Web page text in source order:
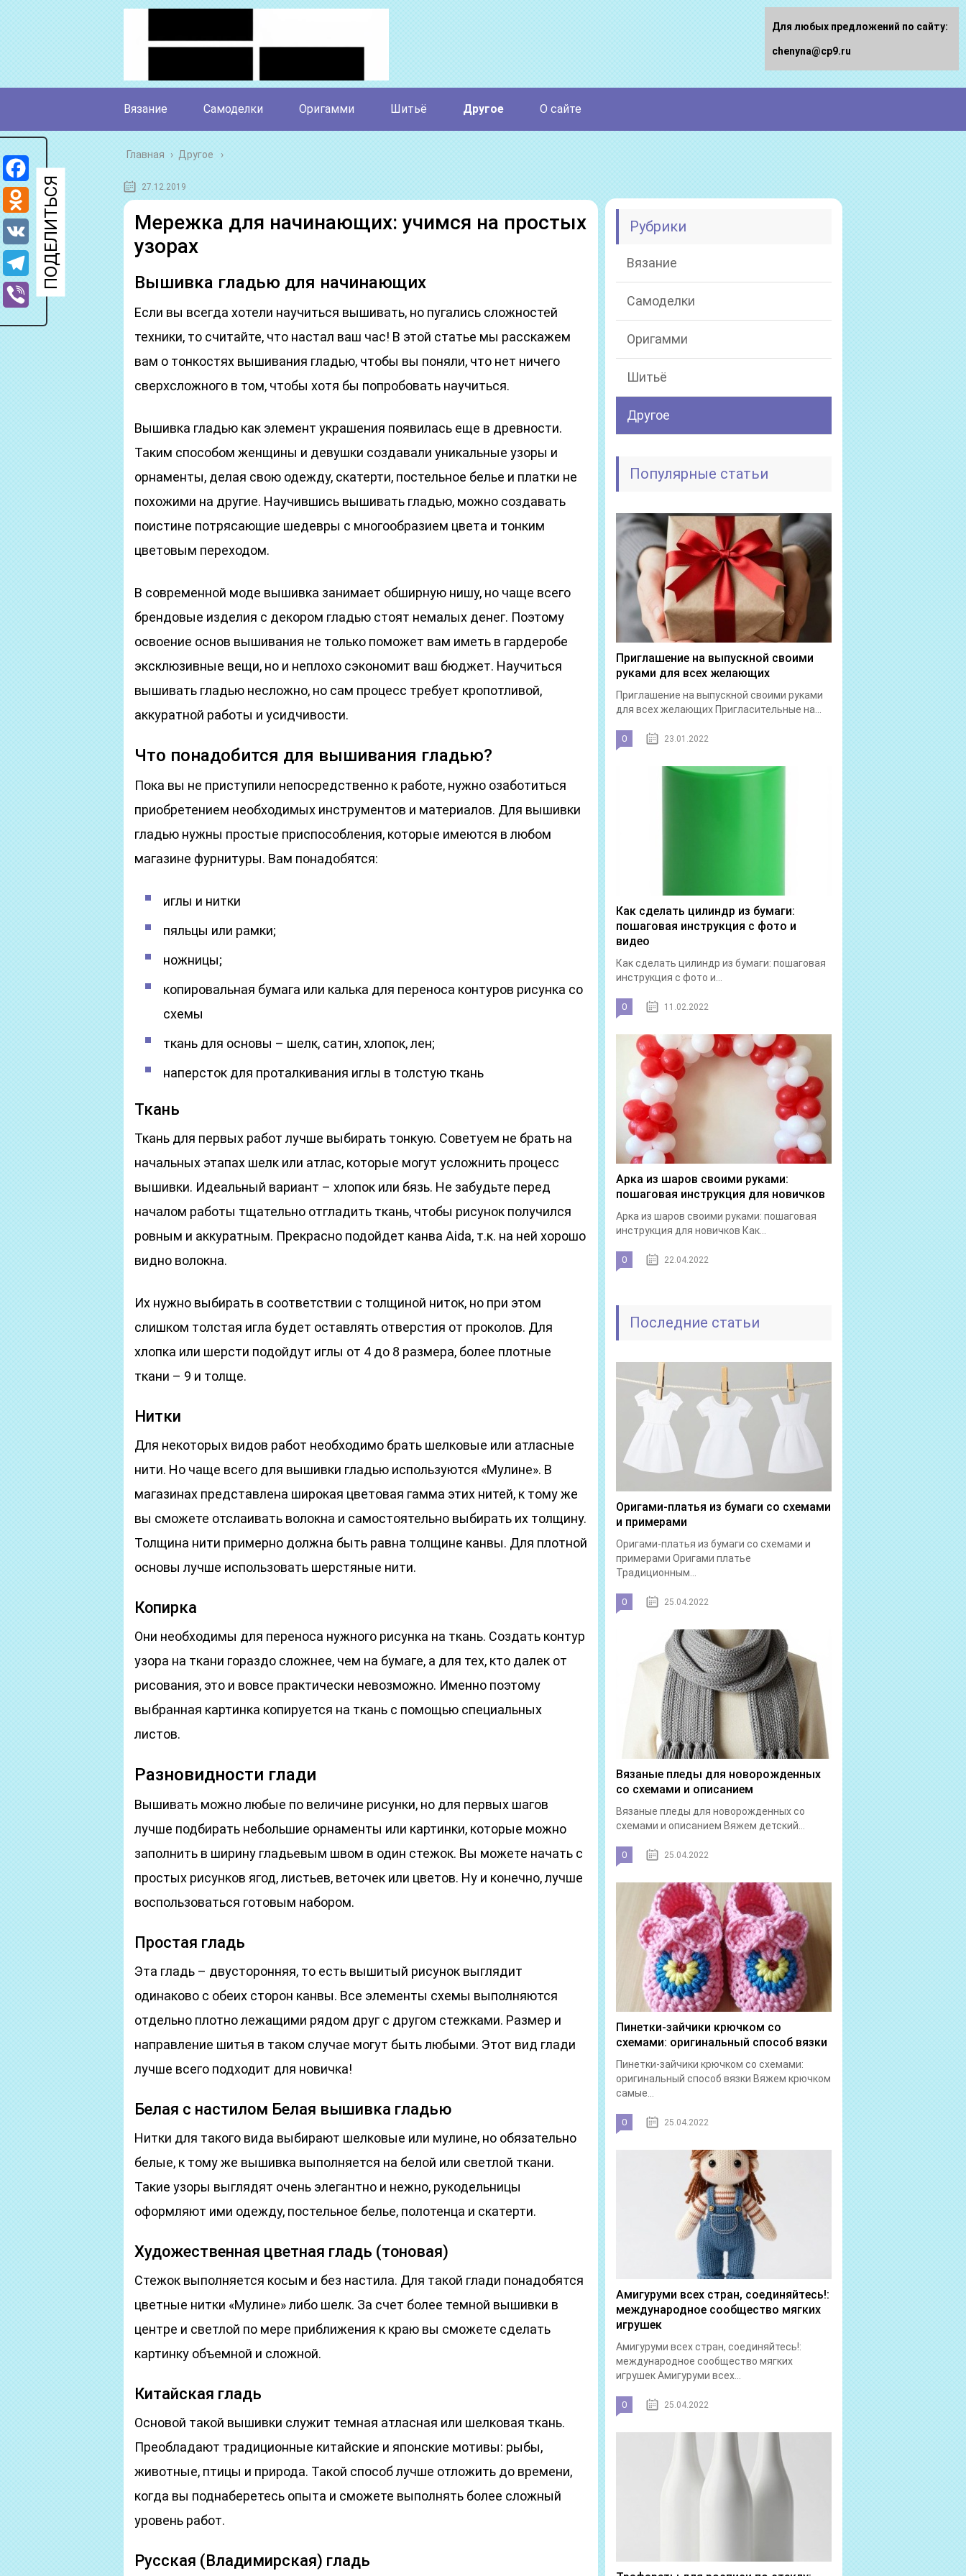
Вязание Самоделки Оригамми Шитьё Другое О сайте
Главная › Другое
27.12.2019
Мережка для начинающих: учимся на простых
узорах
Вышивка гладью для начинающих
Если вы всегда хотели научиться вышивать, но пугались сложностей
техники, то считайте, что настал ваш час! В этой статье мы расскажем
вам о тонкостях вышивания гладью, чтобы вы поняли, что нет ничего
сверхсложного в том, чтобы хотя бы попробовать научиться.
Вышивка гладью как элемент украшения появилась еще в древности.
Таким способом женщины и девушки создавали уникальные узоры и
орнаменты, делая свою одежду, скатерти, постельное белье и платки не
похожими на другие. Научившись вышивать гладью, можно создавать
поистине потрясающие шедевры с многообразием цвета и тонким
цветовым переходом.
В современной моде вышивка занимает обширную нишу, но чаще всего
брендовые изделия с декором гладью стоят немалых денег. Поэтому
освоение основ вышивания не только поможет вам иметь в гардеробе
эксклюзивные вещи, но и неплохо сэкономит ваш бюджет. Научиться
вышивать гладью несложно, но сам процесс требует кропотливой,
аккуратной работы и усидчивости.
Что понадобится для вышивания гладью?
Пока вы не приступили непосредственно к работе, нужно озаботиться
приобретением необходимых инструментов и материалов. Для вышивки
гладью нужны простые приспособления, которые имеются в любом
магазине фурнитуры. Вам понадобятся:
иглы и нитки
пяльцы или рамки;
ножницы;
копировальная бумага или калька для переноса контуров рисунка со
схемы
ткань для основы – шелк, сатин, хлопок, лен;
наперсток для проталкивания иглы в толстую ткань
Ткань
Ткань для первых работ лучше выбирать тонкую. Советуем не брать на
начальных этапах шелк или атлас, которые могут усложнить процесс
вышивки. Идеальный вариант – хлопок или бязь. Не забудьте перед
началом работы тщательно отгладить ткань, чтобы рисунок получился
ровным и аккуратным. Прекрасно подойдет канва Aida, т.к. на ней хорошо
видно волокна.
Их нужно выбирать в соответствии с толщиной ниток, но при этом
слишком толстая игла будет оставлять отверстия от проколов. Для
хлопка или шерсти подойдут иглы от 4 до 8 размера, более плотные
ткани – 9 и толще.
Нитки
Для некоторых видов работ необходимо брать шелковые или атласные
нити. Но чаще всего для вышивки гладью используются «Мулине». В
магазинах представлена широкая цветовая гамма этих нитей, к тому же
вы сможете отслаивать волокна и самостоятельно выбирать их толщину.
Толщина нити примерно должна быть равна толщине канвы. Для плотной
основы лучше использовать шерстяные нити.
Копирка
Они необходимы для переноса нужного рисунка на ткань. Создать контур
узора на ткани гораздо сложнее, чем на бумаге, а для тех, кто далек от
рисования, это и вовсе практически невозможно. Именно поэтому
выбранная картинка копируется на ткань с помощью специальных
листов.
Разновидности глади
Вышивать можно любые по величине рисунки, но для первых шагов
лучше подбирать небольшие орнаменты или картинки, которые можно
заполнить в ширину гладьевым швом в один стежок. Вы можете начать с
простых рисунков ягод, листьев, веточек или цветов. Ну и конечно, лучше
воспользоваться готовым набором.
Простая гладь
Эта гладь – двусторонняя, то есть вышитый рисунок выглядит
одинаково с обеих сторон канвы. Все элементы схемы выполняются
отдельно плотно лежащими рядом друг с другом стежками. Размер и
направление шитья в таком случае могут быть любыми. Этот вид глади
лучше всего подходит для новичка!
Белая с настилом Белая вышивка гладью
Нитки для такого вида выбирают шелковые или мулине, но обязательно
белые, к тому же вышивка выполняется на белой или светлой ткани.
Такие узоры выглядят очень элегантно и нежно, рукодельницы
оформляют ими одежду, постельное белье, полотенца и скатерти.
Художественная цветная гладь (тоновая)
Стежок выполняется косым и без настила. Для такой глади понадобятся
цветные нитки «Мулине» либо шелк. За счет более темной вышивки в
центре и светлой по мере приближения к краю вы сможете сделать
картинку объемной и сложной.
Китайская гладь
Основой такой вышивки служит темная атласная или шелковая ткань.
Преобладают традиционные китайские и японские мотивы: рыбы,
животные, птицы и природа. Такой способ лучше отложить до времени,
когда вы поднаберетесь опыта и сможете выполнять более сложный
уровень работ.
Русская (Владимирская) гладь
Рубрики
Вязание
Самоделки
Оригамми
Шитьё
Другое
Популярные статьи
Приглашение на выпускной своими
руками для всех желающих
Приглашение на выпускной своими руками
для всех желающих Пригласительные на...
0 23.01.2022
Как сделать цилиндр из бумаги:
пошаговая инструкция с фото и
видео
Как сделать цилиндр из бумаги: пошаговая
инструкция с фото и...
0 11.02.2022
Арка из шаров своими руками:
пошаговая инструкция для новичков
Арка из шаров своими руками: пошаговая
инструкция для новичков Как...
0 22.04.2022
Последние статьи
Оригами-платья из бумаги со схемами
и примерами
Оригами-платья из бумаги со схемами и
примерами Оригами платье
Традиционным...
0 25.04.2022
Вязаные пледы для новорожденных
со схемами и описанием
Вязаные пледы для новорожденных со
схемами и описанием Вяжем детский...
0 25.04.2022
Пинетки-зайчики крючком со
схемами: оригинальный способ вязки
Пинетки-зайчики крючком со схемами:
оригинальный способ вязки Вяжем крючком
самые...
0 25.04.2022
Амигуруми всех стран, соединяйтесь!:
международное сообщество мягких
игрушек
Амигуруми всех стран, соединяйтесь!:
международное сообщество мягких
игрушек Амигуруми всех...
0 25.04.2022
Facebook
Odnoklassniki
VK
Telegram
Viber
Для любых предложений по сайту:
chenyna@cp9.ru